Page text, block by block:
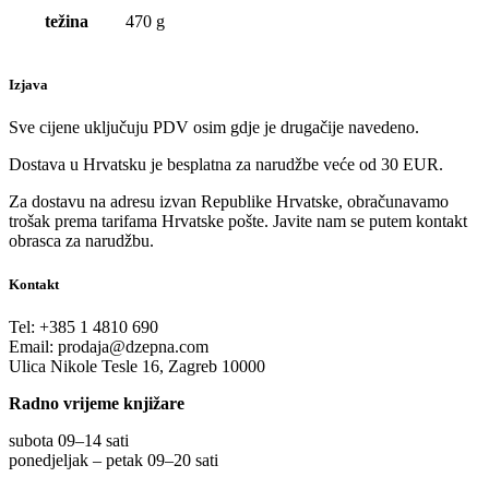
težina 470 g
Izjava
Sve cijene uključuju PDV osim gdje je drugačije navedeno.
Dostava u Hrvatsku je besplatna za narudžbe veće od 30 EUR.
Za dostavu na adresu izvan Republike Hrvatske, obračunavamo
trošak prema tarifama Hrvatske pošte. Javite nam se putem kontakt
obrasca za narudžbu.
Kontakt
Tel: +385 1 4810 690
Email: prodaja@dzepna.com
Ulica Nikole Tesle 16, Zagreb 10000
Radno vrijeme knjižare
subota 09–14 sati
ponedjeljak – petak 09–20 sati